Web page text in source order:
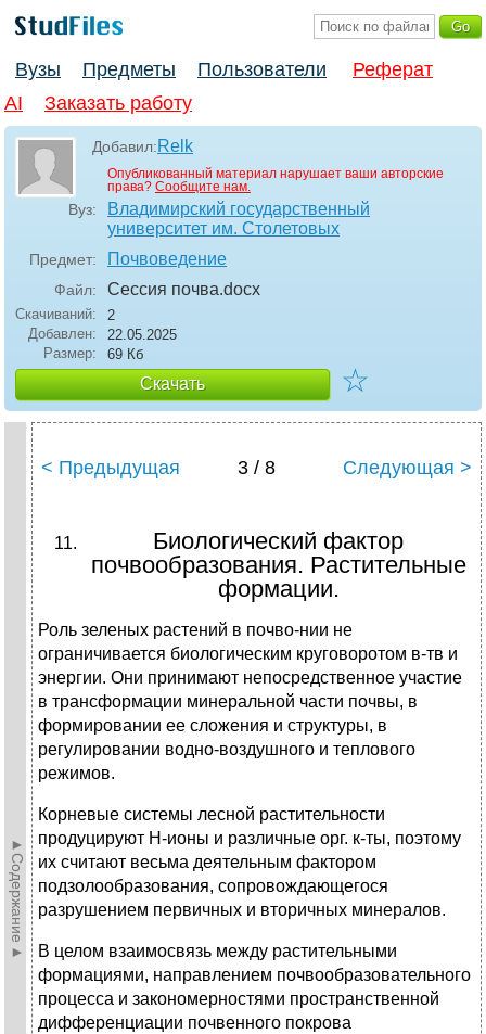
Вузы Предметы Пользователи
Реферат
AI
Заказать работу
Добавил:Relk
Опубликованный материал нарушает ваши авторские
права? Сообщите нам.
Вуз:
Владимирский государственный
университет им. Столетовых
Предмет: Почвоведение
Файл: Сессия почва.docx
Скачиваний:
2
Добавлен:
22.05.2025
Размер:
69 Кб
Скачать ☆
►Содержание►
< Предыдущая 3 / 8 Следующая >
Биологический фактор
почвообразования. Растительные
формации.
Роль зеленых растений в почво-нии не
ограничивается биологическим круговоротом в-тв и
энергии. Они принимают непосредственное участие
в трансформации минеральной части почвы, в
формировании ее сложения и структуры, в
регулировании водно-воздушного и теплового
режимов.
Корневые системы лесной растительности
продуцируют Н-ионы и различные орг. к-ты, поэтому
их считают весьма деятельным фактором
подзолообразования, сопровождающегося
разрушением первичных и вторичных минералов.
В целом взаимосвязь между растительными
формациями, направлением почвообразовательного
процесса и закономерностями пространственной
дифференциации почвенного покрова